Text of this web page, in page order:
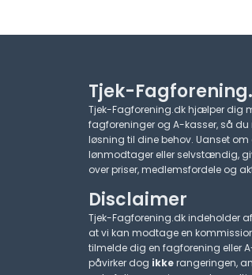
Tjek-
Tjek-Fagforening.dk hjælper dig
fagforeninger og A-kasser, så
løsning til dine behov. Uanset om
lønmodtager eller selvstændig,
over priser, medlemsfordele og
Disclaimer
Tjek-Fagforening.dk indeholder
at vi kan modtage en
tilmelde dig en fagforening eller
påvirker dog ikkerangeringen,